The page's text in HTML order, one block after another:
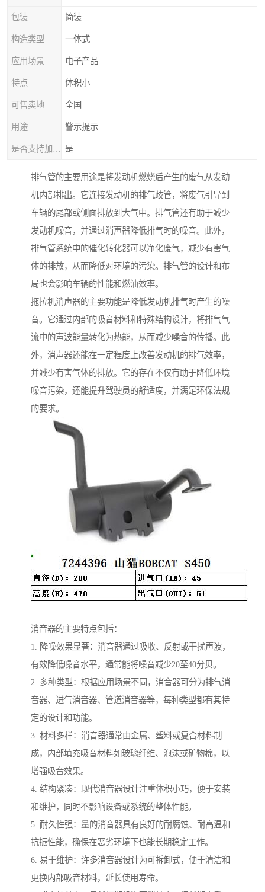
包装 简装
构造类型 一体式
应用场景 电子产品
特点 体积小
可售卖地 全国
用途 警示提示
是
排气管的主要用途是将发动机燃烧后产生的废气从发动
机内部排出。它连接发动机的排气歧管，将废气引导到
车辆的尾部或侧面排放到大气中。排气管还有助于减少
发动机噪音，并通过消声器降低排气时的噪音。此外，
排气管系统中的催化转化器可以净化废气，减少有害气
体的排放，从而降低对环境的污染。排气管的设计和布
局也会影响车辆的性能和燃油效率。
拖拉机消声器的主要功能是降低发动机排气时产生的噪
音。它通过内部的吸音材料和特殊结构设计，将排气气
流中的声波能量转化为热能，从而减少噪音的传播。此
外，消声器还能在一定程度上改善发动机的排气效率，
并减少有害气体的排放。它的存在不仅有助于降低环境
噪音污染，还能提升驾驶员的舒适度，并满足环保法规
的要求。
消音器的主要特点包括：
1. 降噪效果显著：消音器通过吸收、反射或干扰声波，
有效降低噪音水平，通常能将噪音减少20至40分贝。
2. 多种类型：根据应用场景不同，消音器可分为排气消
音器、进气消音器、管道消音器等，每种类型都有其特
定的设计和功能。
3. 材料多样：消音器通常由金属、塑料或复合材料制
成，内部填充吸音材料如玻璃纤维、泡沫或矿物棉，以
增强吸音效果。
4. 结构紧凑：现代消音器设计注重体积小巧，便于安装
和维护，同时不影响设备或系统的整体性能。
5. 耐久性强：量的消音器具有良好的耐腐蚀、耐高温和
抗振性能，确保在恶劣环境下也能长期稳定工作。
6. 易于维护：许多消音器设计为可拆卸式，便于清洁和
更换内部吸音材料，延长使用寿命。